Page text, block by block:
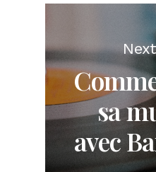
sa
avec